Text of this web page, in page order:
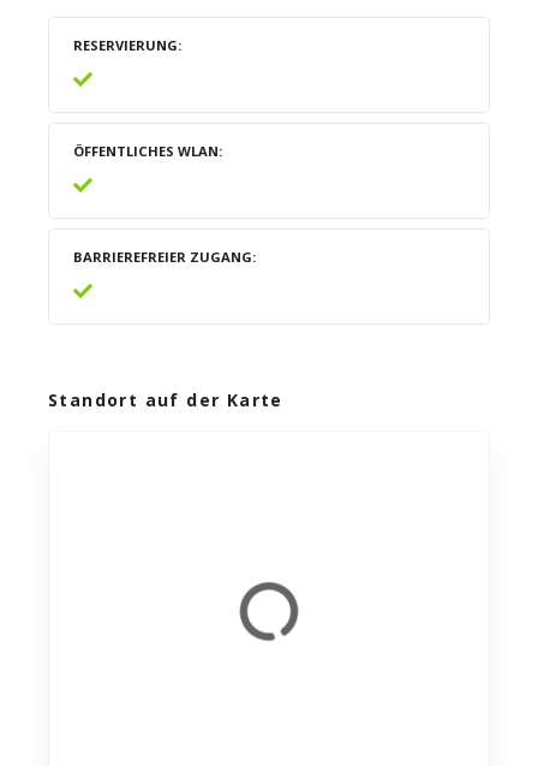
RESERVIERUNG
ÖFFENTLICHES WLAN
BARRIEREFREIER ZUGANG
Standort auf der Karte